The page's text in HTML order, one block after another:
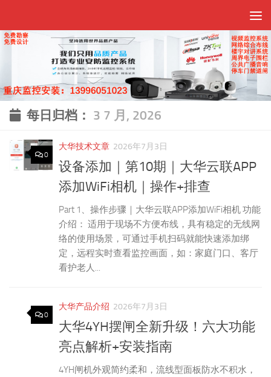
每日归档： 3 7 月, 2026
0
大华技术文章 2026年7月3日
设备添加｜第10期｜大华云联APP
添加WiFi相机｜操作+排查
Part 1、操作步骤｜大华云联APP添加WiFi相机 功能
介绍： 适用于现场不方便布线，具有稳定的无线网
络的使用场景，可通过手机扫码就能快速添加绑
定，远程实时查看监控画面，如：家庭门口、客厅
看护老人...
0
大华产品介绍 2026年7月3日
大华4YH摆闸全新升级！六大功能
亮点解析+安装指南
4YH闸机外观简约柔和，流线型面板防水不积水，